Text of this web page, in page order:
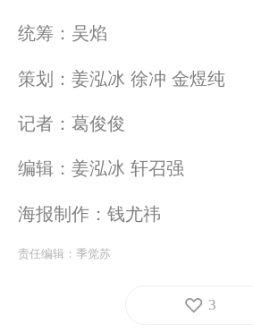
统筹：吴焰
策划：姜泓冰 徐冲 金煜纯
记者：葛俊俊
编辑：姜泓冰 轩召强
海报制作：钱尤祎
责任编辑： 季觉苏
3